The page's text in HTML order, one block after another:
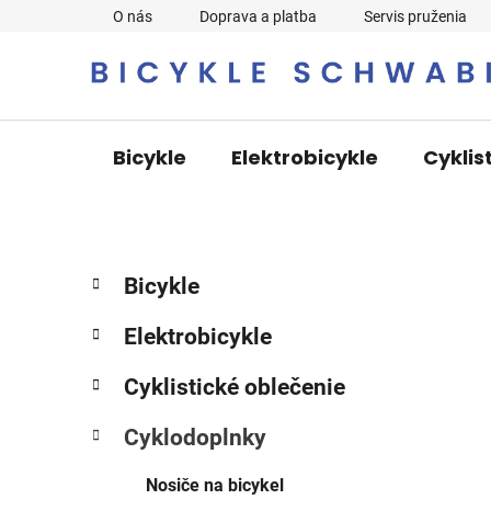
O nás Doprava a platba Servis pruženia
Bicykle Elektrobicykle
B
o
č
ý
a
kategórie
K
a
e
ó
i
Bicykle
Elektrobicykle
Cyklistické oblečenie
Cyklodoplnky
Nosiče na bicykel